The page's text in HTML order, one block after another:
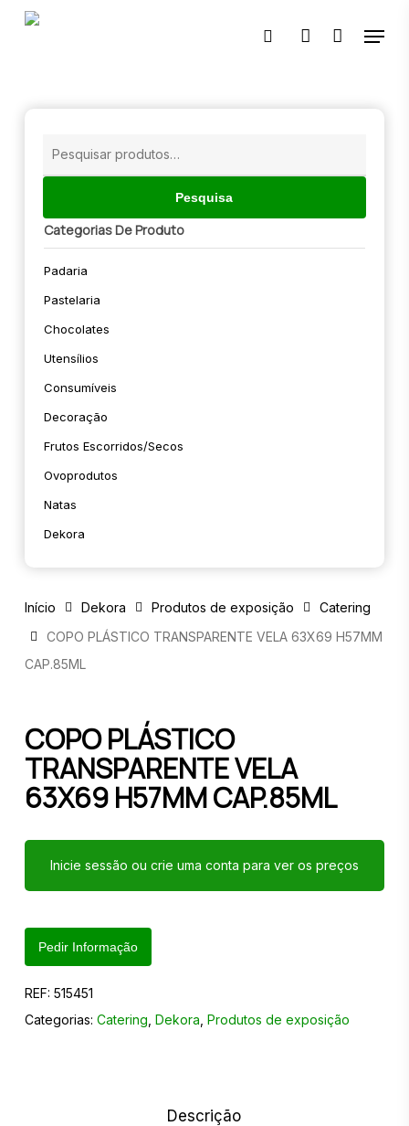
Skip
🔍
pesquisaraccount
Menu
Pesquisa
Categorias De Produto
Padaria
Pastelaria
Chocolates
Utensílios
Consumíveis
Decoração
Frutos Escorridos/secos
Ovoprodutos
Natas
Dekora
Início Dekora Produtos de exposição
Catering
COPO PLÁSTICO TRANSPARENTE VELA 63X69 H57MM
CAP.85ML
COPO PLÁSTICO
TRANSPARENTE VELA
63X69 H57MM CAP.85ML
Inicie sessão ou crie uma conta para ver os preços
Pedir Informação
REF: 515451
Categorias: Catering Dekora Produtos de exposição
Descrição